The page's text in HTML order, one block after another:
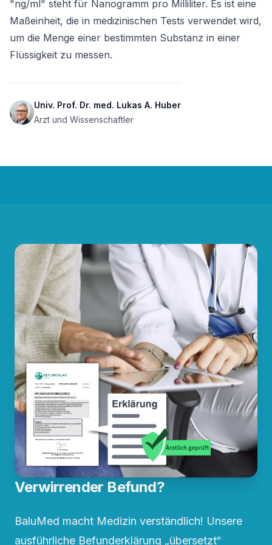
"ng/ml" steht für Nanogramm pro Milliliter. Es ist eine
Maßeinheit, die in medizinischen Tests verwendet wird,
um die Menge einer bestimmten Substanz in einer
Flüssigkeit zu messen.
Univ. Prof. Dr. med. Lukas A. Huber
Arzt und Wissenschaftler
Verwirrender Befund?
BaluMed macht Medizin verständlich! Unsere
ausführliche Befunderklärung „übersetzt“